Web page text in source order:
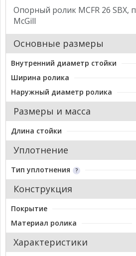
Опорный ролик MCFR 26 SBX,
McGill
Основные размеры
Внутренний диаметр стойки
Ширина ролика
Наружный диаметр ролика
Размеры и масса
Длина стойки
Уплотнение
Тип уплотнения
Конструкция
Покрытие
Материал ролика
Характеристики